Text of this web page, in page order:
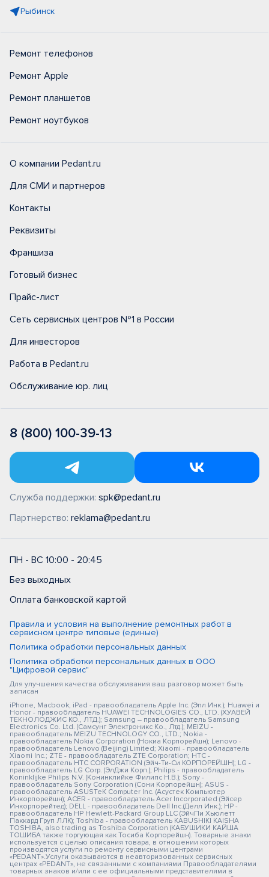
Рыбинск
Ремонт телефонов
Ремонт Apple
Ремонт планшетов
Ремонт ноутбуков
О компании Pedant.ru
Для СМИ и партнеров
Контакты
Реквизиты
Франшиза
Готовый бизнес
Прайс-лист
Сеть сервисных центров №1 в России
Для инвесторов
Работа в Pedant.ru
Обслуживание юр. лиц
8 (800) 100-39-13
Служба поддержки: spk@pedant.ru
Партнерство: reklama@pedant.ru
ПН - ВС 10:00 - 20:45
Без выходных
Оплата банковской картой
Правила и условия на выполнение ремонтных работ в
сервисном центре типовые (единые)
Политика обработки персональных данных
Политика обработки персональных данных в ООО
"Цифровой сервис"
Для улучшения качества обслуживания ваш разговор может быть
записан
iPhone, Macbook, iPad - правообладатель Apple Inc. (Эпл Инк.); Huawei и
Honor - правообладатель HUAWEI TECHNOLOGIES CO., LTD. (ХУАВЕЙ
ТЕКНОЛОДЖИС КО., ЛТД.); Samsung – правообладатель Samsung
Electronics Co. Ltd. (Самсунг Электроникс Ко., Лтд.); MEIZU -
правообладатель MEIZU TECHNOLOGY CO., LTD.; Nokia -
правообладатель Nokia Corporation (Нокиа Корпорейшн); Lenovo -
правообладатель Lenovo (Beijing) Limited; Xiaomi - правообладатель
Xiaomi Inc.; ZTE - правообладатель ZTE Corporation; HTC -
правообладатель HTC CORPORATION (Эйч-Ти-Си КОРПОРЕЙШН); LG -
правообладатель LG Corp. (ЭлДжи Корп.); Philips - правообладатель
Koninklijke Philips N.V. (Конинклийке Филипс Н.В.); Sony -
правообладатель Sony Corporation (Сони Корпорейшн); ASUS -
правообладатель ASUSTeK Computer Inc. (Асустек Компьютер
Инкорпорейшн); ACER - правообладатель Acer Incorporated (Эйсер
Инкорпорейтед); DELL - правообладатель Dell Inc.(Делл Инк.); HP -
правообладатель HP Hewlett-Packard Group LLC (ЭйчПи Хьюлетт
Паккард Груп ЛЛК); Toshiba - правообладатель KABUSHIKI KAISHA
TOSHIBA, also trading as Toshiba Corporation (КАБУШИКИ КАЙША
ТОШИБА также торгующая как Тосиба Корпорейшн). Товарные знаки
используется с целью описания товара, в отношении которых
производятся услуги по ремонту сервисными центрами
«PEDANT».Услуги оказываются в неавторизованных сервисных
центрах «PEDANT», не связанными с компаниями Правообладателями
товарных знаков и/или с ее официальными представителями в